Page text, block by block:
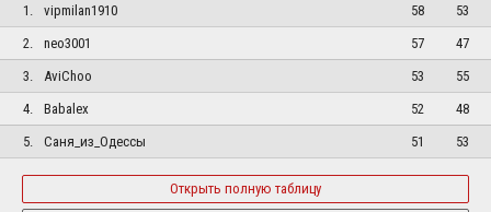
1.
vipmilan1910 58
53
2.
neo3001 57
47
3.
AviChoo 53
55
4.
Babalex 52
48
5.
Саня_из_Одессы 51 53
Открыть полную таблицу